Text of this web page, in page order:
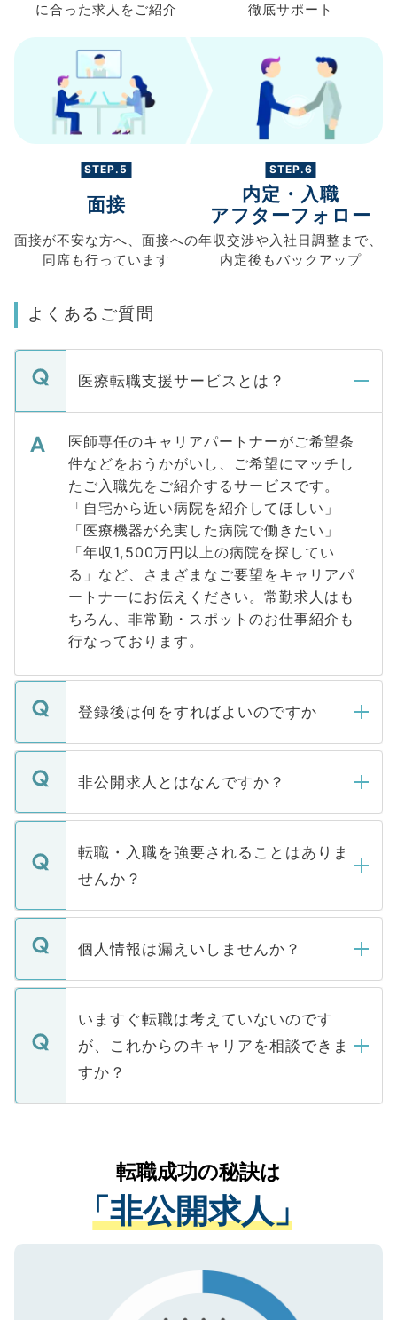
に合った求人を ご紹介
徹底サポート
STEP.5
面接
面接が不安な方へ、 面接への
同席も行っています
STEP.6
内定・入職
アフターフォロー
年収交渉や入社日調整まで、
内定後もバックアップ
よくあるご質問
医療転職支援サービスとは？
医師専任のキャリアパートナーがご希望条
件などをおうかがいし、ご希望にマッチし
たご入職先をご紹介するサービスです。
「自宅から近い病院を紹介してほしい」
「医療機器が充実した病院で働きたい」
「年収1,500万円以上の病院を探してい
る」など、さまざまなご要望をキャリアパ
ートナーにお伝えください。常勤求人はも
ちろん、非常勤・スポットのお仕事紹介も
行なっております。
登録後は何をすればよいのですか
ご登録いただきましたら、弊社担当者がご
登録内容を確認し、その後メールもしくは
ます。通常、5営業日以内にはご連絡をせて
いただきますので、しばらくお待ちくださ
非公開求人とはなんですか？
マイナビDOCTORで取り扱っている求人の
うち約3割は、Webサイトからご覧いただ
けない「非公開求人」です。非公開求人は
下記の理由によって、一般には公開してい
ません。
■応募殺到を避けるため 人気のある医療機
関を公にしてしまうと、応募が殺到する場
に、医療機関が求める条件に合った人材の
みを人材紹介会社に依頼するケースが増え
ています。
転職・入職を強要されることはありま
せんか？
転職・入職を強要することは一切ありませ
ん。また、仮に応募先から内定をいただい
定を承諾する必要はありません。内定先へ
の辞退の連絡はキャリアパートナーが行い
個人情報は漏えいしませんか？
個人情報が漏えいすることはありませんの
で、ご安心ください。当サイトからの登録
などで収集したご登録者様の個人情報は、
ご本人のキャリアアップおよび転職活動の
支援を目的に使用いたします。お預かりし
ているすべての個人データはご本人の許可
は、個人情報の取り扱いについての厳密な
管理基準を満たした事業者のみに付与され
る、プライバシーマークを取得済みです。
で、機密保持に関してもご安心ください。
いますぐ転職は考えていないのです
が、これからのキャリアを相談できま
すか？
かがいして、現在の医療機関の状況や紹介
経験をまじえながら、適切なアドバイスを
させていただきます。すぐにご転職をされ
ない方には、長期的なサポートが可能です
ので、まずはご登録ください。
転職成功の秘訣は
「非公開求人」